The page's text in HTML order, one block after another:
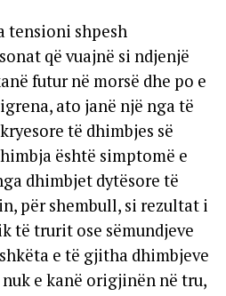
tensioni shpesh
që vuajnë si ndjenjë
futur në morsë dhe po e
ato janë një nga të
të dhimbjes së
është simptomë e
dhimbjet dytësore të
për shembull, si rezultat i
të trurit ose sëmundjeve
e të gjitha dhimbjeve
e kanë origjinën në tru,